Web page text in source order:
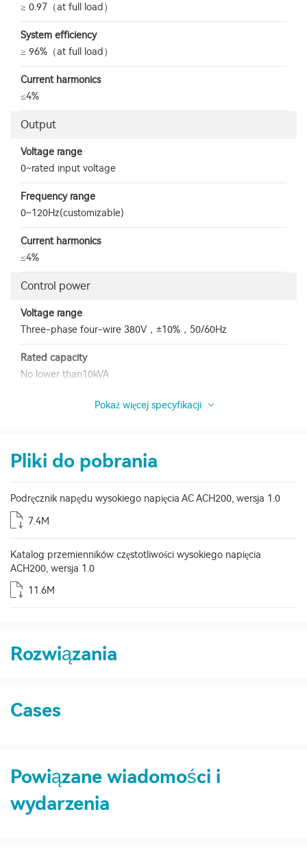
≥ 0.97（at full load）
System efficiency
≥ 96%（at full load）
Current harmonics
≤4%
Output
Voltage range
0~rated input voltage
Frequency range
0~120Hz(customizable)
Current harmonics
≤4%
Control power
Voltage range
Three-phase four-wire 380V，±10%，50/60Hz
Rated capacity
No lower than10kVA
Pokaż więcej specyfikacji
Pliki do pobrania
Podręcznik napędu wysokiego napięcia AC ACH200, wersja 1.0
7.4M
Katalog przemienników częstotliwości wysokiego napięcia
ACH200, wersja 1.0
11.6M
Rozwiązania
Cases
Powiązane wiadomości i
wydarzenia